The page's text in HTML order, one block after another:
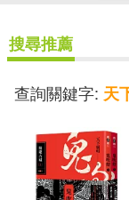
搜尋推薦
查詢關鍵字: 天